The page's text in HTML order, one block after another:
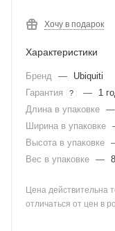
Хочу в подарок
Характеристики
Бренд —
Ubiquiti
Гарантия
? —
1
Длина в упаковке —
Ширина в упаковке
Высота в упаковке
Вес в упаковке —
Цена действительна
отличаться от цен в